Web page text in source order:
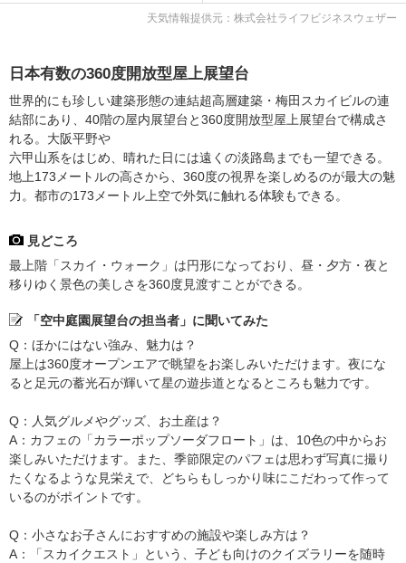
天気情報提供元：株式会社ライフビジネスウェザー
日本有数の360度開放型屋上展望台
世界的にも珍しい建築形態の連結超高層建築・梅田スカイビルの連
結部にあり、40階の屋内展望台と360度開放型屋上展望台で構成さ
れる。大阪平野や
六甲山系をはじめ、晴れた日には遠くの淡路島までも一望できる。
地上173メートルの高さから、360度の視界を楽しめるのが最大の魅
力。都市の173メートル上空で外気に触れる体験もできる。
見どころ
最上階「スカイ・ウォーク」は円形になっており、昼・夕方・夜と
移りゆく景色の美しさを360度見渡すことができる。
「空中庭園展望台の担当者」に聞いてみた
Q：ほかにはない強み、魅力は？
屋上は360度オープンエアで眺望をお楽しみいただけます。夜にな
ると足元の蓄光石が輝いて星の遊歩道となるところも魅力です。
Q：人気グルメやグッズ、お土産は？
A：カフェの「カラーポップソーダフロート」は、10色の中からお
楽しみいただけます。また、季節限定のパフェは思わず写真に撮り
たくなるような見栄えで、どちらもしっかり味にこだわって作って
いるのがポイントです。
Q：小さなお子さんにおすすめの施設や楽しみ方は？
A：「スカイクエスト」という、子ども向けのクイズラリーを随時